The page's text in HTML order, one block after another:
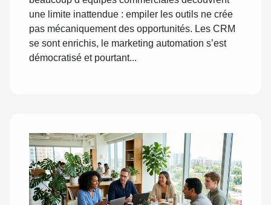
une limite inattendue : empiler les outils ne crée
pas mécaniquement des opportunités. Les CRM
se sont enrichis, le marketing automation s’est
démocratisé et pourtant...